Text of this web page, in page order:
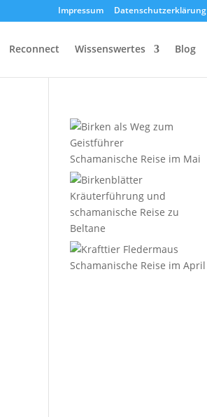
Impressum Datenschutzerklärung
Reconnect Wissenswertes Blog
Schamanische Reise im Mai
Kräuterführung und
schamanische Reise zu
Beltane
Schamanische Reise im April